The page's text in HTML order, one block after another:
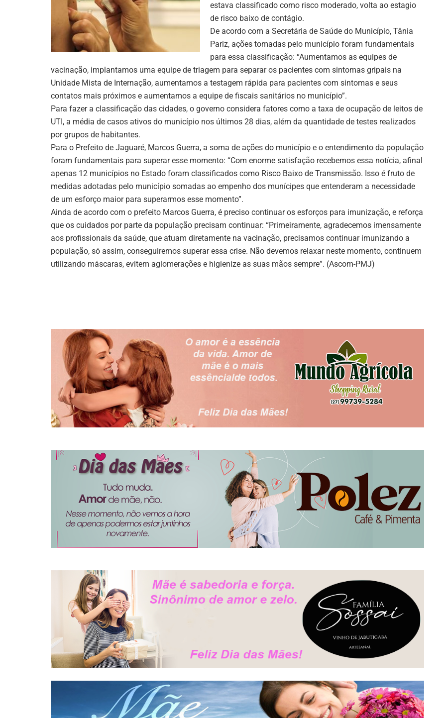
estava classificado como risco moderado, volta ao estagio
de risco baixo de contágio.
De acordo com a Secretária de Saúde do Município, Tânia
Pariz, ações tomadas pelo município foram fundamentais
para essa classificação: “Aumentamos as equipes de
vacinação, implantamos uma equipe de triagem para separar os pacientes com sintomas gripais na
Unidade Mista de Internação, aumentamos a testagem rápida para pacientes com sintomas e seus
contatos mais próximos e aumentamos a equipe de fiscais sanitários no município”.
Para fazer a classificação das cidades, o governo considera fatores como a taxa de ocupação de leitos de
UTI, a média de casos ativos do município nos últimos 28 dias, além da quantidade de testes realizados
por grupos de habitantes.
Para o Prefeito de Jaguaré, Marcos Guerra, a soma de ações do município e o entendimento da população
foram fundamentais para superar esse momento: “Com enorme satisfação recebemos essa notícia, afinal
apenas 12 municípios no Estado foram classificados como Risco Baixo de Transmissão. Isso é fruto de
medidas adotadas pelo município somadas ao empenho dos munícipes que entenderam a necessidade
de um esforço maior para superarmos esse momento”.
Ainda de acordo com o prefeito Marcos Guerra, é preciso continuar os esforços para imunização, e reforça
que os cuidados por parte da população precisam continuar: “Primeiramente, agradecemos imensamente
aos profissionais da saúde, que atuam diretamente na vacinação, precisamos continuar imunizando a
população, só assim, conseguiremos superar essa crise. Não devemos relaxar neste momento, continuem
utilizando máscaras, evitem aglomerações e higienize as suas mãos sempre”. (Ascom-PMJ)